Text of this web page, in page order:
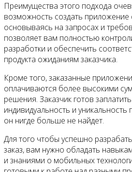
Преимущества этого подхода
возможность создать приложение
основываясь на запросах и
позволяет вам полностью
разработки и обеспечить
продукта ожиданиям заказчика.
Кроме того, заказанные
оплачиваются более высокими
решения. Заказчик готов
индивидуальность и
он нигде больше не найдет.
Для того чтобы успешно
заказ, вам нужно обладать
и знаниями о мобильных